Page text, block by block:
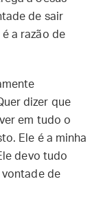
de sair
a razão de
dizer que
em tudo o
Ele é a minha
devo tudo
vontade de